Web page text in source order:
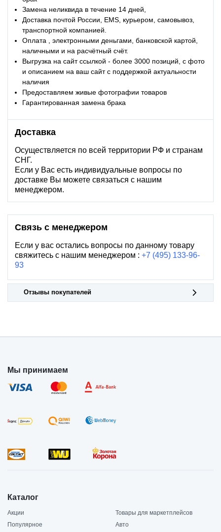
Замена неликвида в течение 14 дней,
Доставка почтой России, EMS, курьером, самовывоз,
транспортной компанией.
Оплата , электронными деньгами, банковской картой,
наличными и на расчётный счёт.
Выгрузка на сайт ссылкой - более 3000 позиций, с фото
и описанием на ваш сайт с поддержкой актуальности
наличия
Предоставляем живые фотографии товаров
Гарантированная замена брака
Доставка
Осуществляется по всей территории РФ и странам
СНГ.
Если у Вас есть индивидуальные вопросы по
доставке Вы можете связаться с нашим
менеджером.
Связь с менеджером
Если у вас остались вопросы по данному товару
свяжитесь с нашим менеджером : +7 (495) 133-96-
93
Отзывы покупателей
Мы принимаем
Каталог
Акции
Товары для маркетплейсов
Популярное
Авто